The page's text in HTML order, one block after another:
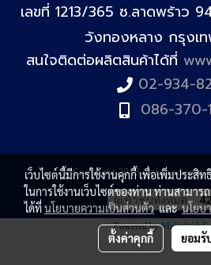
เลขที่ 1213/365 ซ.ลาดพร้าว
วังทองหลาง กรุงเ
สนใจติดต่อผลิตสินค้าได้ที่
02-934-
086-370-
© Copyright 2018 utsbrand.com
ผู้เข้าชมทั้งหมด
Powered by
เว็บไซต์นี้มีการใช้งานคุกกี้ เพื่อเพิ่มประ
ในการใช้งานเว็บไซต์ของท่าน ท่านสามาร
ได้ที่นโยบายความเป็นส่วนตัวและนโยบ
ตั้งค่าคุกกี้ ยอมรั